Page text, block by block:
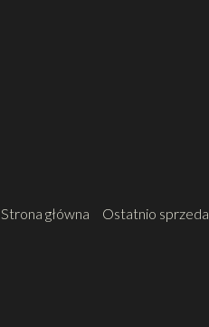
Strona główna Ostatnio